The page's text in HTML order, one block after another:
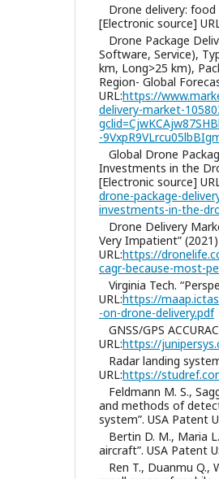
Drone delivery:
[Electronic source]
Drone Package
Software, Service),
km, Long>25 km),
Region- Global
URL:https://
delivery-market-
-
Global Drone
Investments in the
[Electronic source]
drone-package-
investments-in-the-
Drone Delivery
Very Impatient”
URL:https://
cagr-because-most-
Virginia Tech.
URL:https://
-on-drone-delivery.pdf
GNSS/GPS
URL:https://
Radar landing
URL:https://
Feldmann M. S.,
and methods of
system”. USA Patent
Bertin D. M., Maria
aircraft”. USA Patent
Ren T., Duanmu Q.,